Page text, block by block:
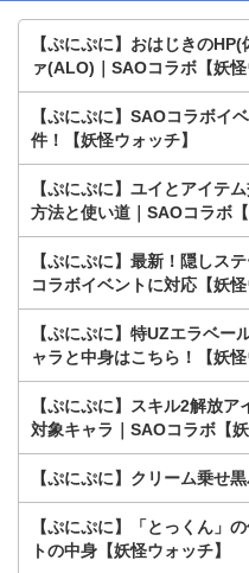
【ぷにぷに】おはじきの
ァ(ALO)｜SAOコラボ【妖怪
【ぷにぷに】SAOコラボイ
件！【妖怪ウォッチ】
【ぷにぷに】ユイとアイテ
方法と使い道｜SAOコラボ【
【ぷにぷに】最新！隠しス
コラボイベントに対応【妖怪
【ぷにぷに】特UZエラベー
ャラと中身はこちら！【妖怪
【ぷにぷに】スキル2解放
対象キャラ｜SAOコラボ【妖
【ぷにぷに】クリーム乗せ
【ぷにぷに】「とっくん」
トの中身【妖怪ウォッチ】